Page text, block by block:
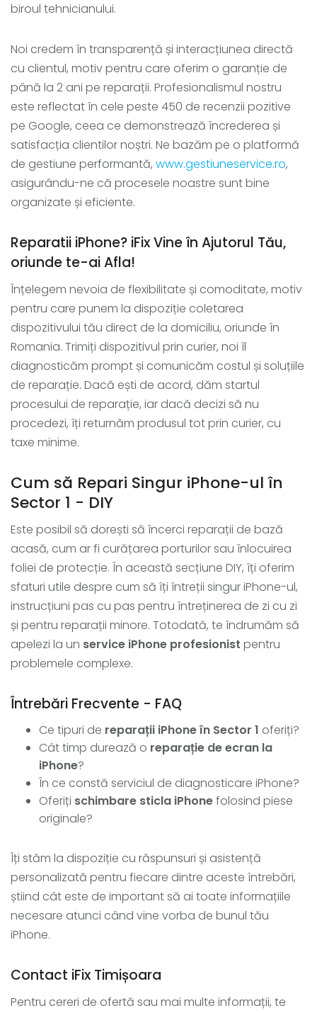
biroul tehnicianului.
Noi credem în transparență și interacțiunea directă
cu clientul, motiv pentru care oferim o garanție de
până la 2 ani pe reparații. Profesionalismul nostru
este reflectat în cele peste 450 de recenzii pozitive
pe Google, ceea ce demonstrează încrederea și
satisfacția clientilor noștri. Ne bazăm pe o platformă
de gestiune performantă, www.gestiuneservice.ro,
asigurându-ne că procesele noastre sunt bine
organizate și eficiente.
Reparatii iPhone? iFix Vine în Ajutorul Tău,
oriunde te-ai Afla!
Înțelegem nevoia de flexibilitate și comoditate, motiv
pentru care punem la dispoziție coletarea
dispozitivului tău direct de la domiciliu, oriunde în
Romania. Trimiți dispozitivul prin curier, noi îl
diagnosticăm prompt și comunicăm costul și soluțiile
de reparație. Dacă ești de acord, dăm startul
procesului de reparație, iar dacă decizi să nu
procedezi, îți returnăm produsul tot prin curier, cu
taxe minime.
Cum să Repari Singur iPhone-ul în
Sector 1 - DIY
Este posibil să dorești să încerci reparații de bază
acasă, cum ar fi curățarea porturilor sau înlocuirea
foliei de protecție. În această secțiune DIY, îți oferim
sfaturi utile despre cum să îți întreții singur iPhone-ul,
instrucțiuni pas cu pas pentru întreținerea de zi cu zi
și pentru reparații minore. Totodată, te îndrumăm să
apelezi la un service iPhone profesionist pentru
problemele complexe.
Întrebări Frecvente - FAQ
Ce tipuri de reparații iPhone în Sector 1 oferiți?
Cât timp durează o reparație de ecran la
iPhone?
În ce constă serviciul de diagnosticare iPhone?
Oferiți schimbare sticla iPhonefolosind piese
originale?
Îți stăm la dispoziție cu răspunsuri și asistență
personalizată pentru fiecare dintre aceste întrebări,
știind cât este de important să ai toate informațiile
necesare atunci când vine vorba de bunul tău
iPhone.
Contact iFix Timișoara
Pentru cereri de ofertă sau mai multe informații, te